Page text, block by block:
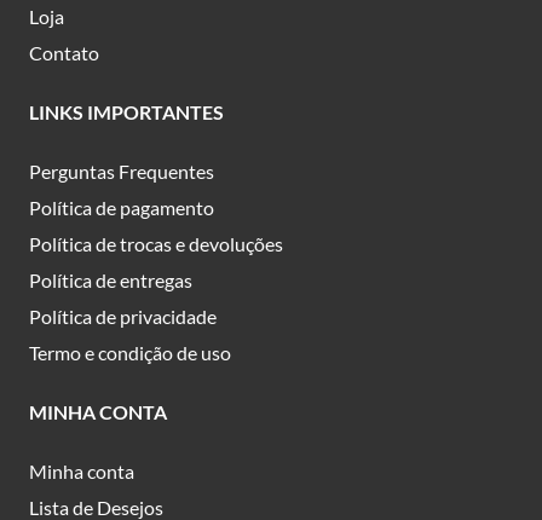
Loja
Contato
LINKS IMPORTANTES
Perguntas Frequentes
Política de pagamento
Política de trocas e devoluções
Política de entregas
Política de privacidade
Termo e condição de uso
MINHA CONTA
Minha conta
Lista de Desejos